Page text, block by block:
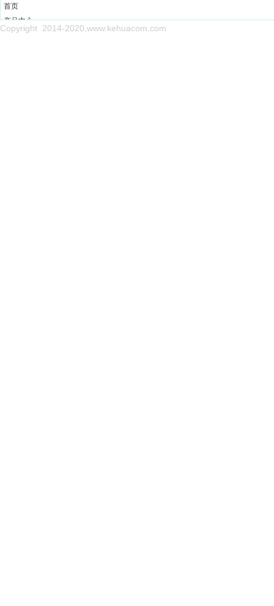
首页
产品中心
售后网点
Copyright 2014-2020,www.kehuacom.com